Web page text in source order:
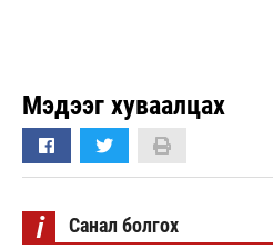
Мэдээг хуваалцах
i Санал болгох